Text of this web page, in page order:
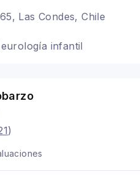
Las Condes, Chile
infantil
)